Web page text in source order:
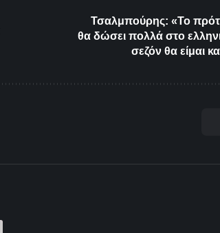
Τσαλμπούρης: «Το
θα δώσει πολλά στο
σεζόν θα είμαι